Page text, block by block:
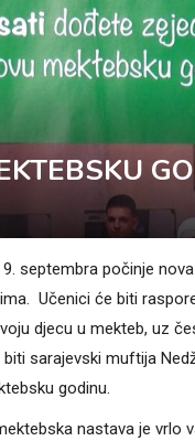
septembra počinje
Učenici će biti
djecu u mekteb, uz
sarajevski muftija
godinu.
nastava je